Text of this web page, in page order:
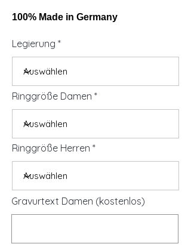
100% Made in Germany
Legierung
Ringgröße Damen
Ringgröße Herren
Gravurtext Damen (kostenlos)